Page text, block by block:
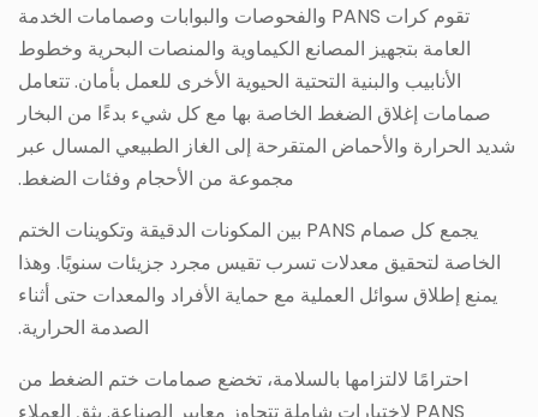
تقوم كرات PANS والفحوصات والبوابات وصمامات الخدمة
العامة بتجهيز المصانع الكيماوية والمنصات البحرية وخطوط
الأنابيب والبنية التحتية الحيوية الأخرى للعمل بأمان. تتعامل
صمامات إغلاق الضغط الخاصة بها مع كل شيء بدءًا من البخار
شديد الحرارة والأحماض المتقرحة إلى الغاز الطبيعي المسال عبر
مجموعة من الأحجام وفئات الضغط.
يجمع كل صمام PANS بين المكونات الدقيقة وتكوينات الختم
الخاصة لتحقيق معدلات تسرب تقيس مجرد جزيئات سنويًا. وهذا
يمنع إطلاق سوائل العملية مع حماية الأفراد والمعدات حتى أثناء
الصدمة الحرارية.
احترامًا لالتزامها بالسلامة، تخضع صمامات ختم الضغط من
PANS لاختبارات شاملة تتجاوز معايير الصناعة. يثق العملاء